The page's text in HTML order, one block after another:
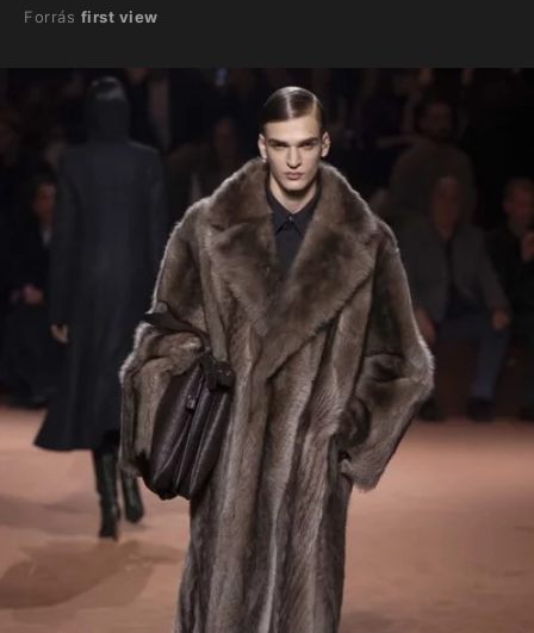
Forrás first view